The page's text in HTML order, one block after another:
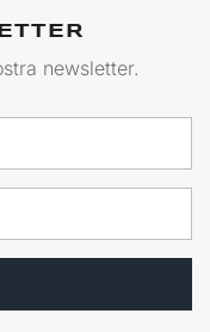
newsletter.